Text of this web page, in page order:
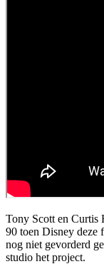
Tony Scott en Curtis
90 toen Disney deze
nog niet gevorderd
studio het project.